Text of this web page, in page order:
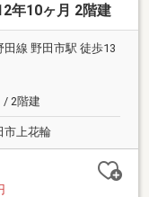
年10ヶ月 2階建
田線 野田市駅 徒歩13
/ 2階建
市上花輪